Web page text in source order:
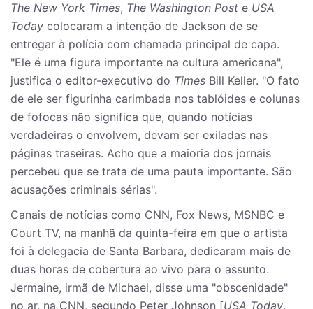
The New York Times, The Washington Post e USA
Today colocaram a intenção de Jackson de se
entregar à polícia com chamada principal de capa.
"Ele é uma figura importante na cultura americana",
justifica o editor-executivo do Times Bill Keller. "O fato
de ele ser figurinha carimbada nos tablóides e colunas
de fofocas não significa que, quando notícias
verdadeiras o envolvem, devam ser exiladas nas
páginas traseiras. Acho que a maioria dos jornais
percebeu que se trata de uma pauta importante. São
acusações criminais sérias".
Canais de notícias como CNN, Fox News, MSNBC e
Court TV, na manhã da quinta-feira em que o artista
foi à delegacia de Santa Barbara, dedicaram mais de
duas horas de cobertura ao vivo para o assunto.
Jermaine, irmã de Michael, disse uma "obscenidade"
no ar, na CNN, segundo Peter Johnson [USA Today,